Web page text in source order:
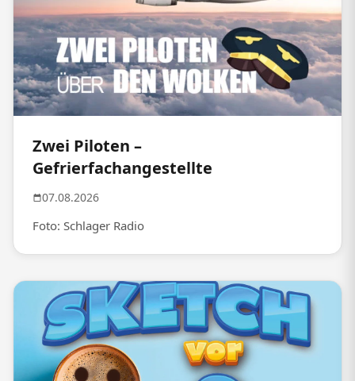
Zwei Piloten –
Gefrierfachangestellte
07.08.2026
Foto: Schlager Radio